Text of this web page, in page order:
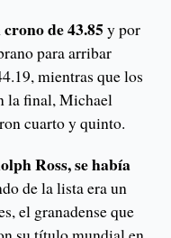
de 43.85y por
para arribar
mientras que los
la final, Michael
cuarto y quinto.
Ross, se había
de la lista era un
el granadense que